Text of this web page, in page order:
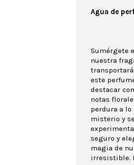
Agua de
Sumérgete
nuestra
este
destacar
notas
perdura a
misterio y
seguro y
magia de
irresistible.